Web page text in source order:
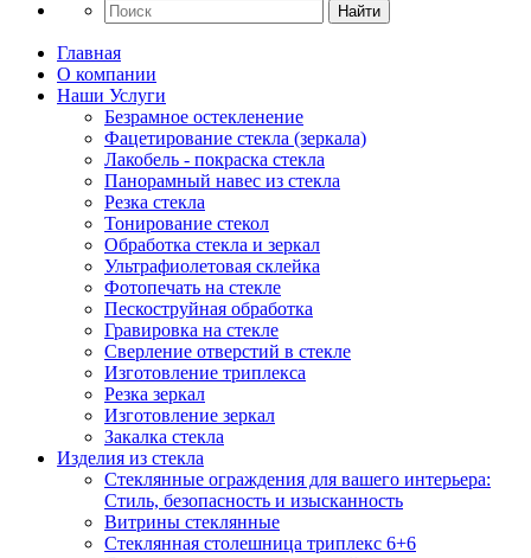
Найти
Главная
О компании
Наши Услуги
Безрамное остекленение
Фацетирование стекла (зеркала)
Лакобель - покраска стекла
Панорамный навес из стекла
Резка стекла
Тонирование стекол
Обработка стекла и зеркал
Ультрафиолетовая склейка
Фотопечать на стекле
Пескоструйная обработка
Гравировка на стекле
Cверление отверстий в стекле
Изготовление триплекса
Резка зеркал
Изготовление зеркал
Закалка стекла
Изделия из стекла
Стеклянные ограждения для вашего интерьера:
Стиль, безопасность и изысканность
Витрины стеклянные
Стеклянная столешница триплекс 6+6